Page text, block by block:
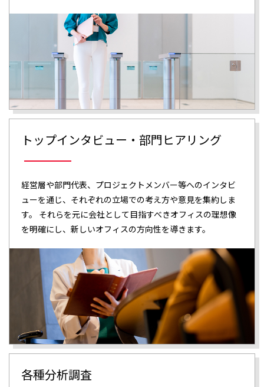
トップインタビュー・部門ヒアリング
経営層や部門代表、プロジェクトメンバー等へのインタビ
ューを通じ、それぞれの立場での考え方や意見を集約しま
す。 それらを元に会社として目指すべきオフィスの理想像
を明確にし、新しいオフィスの方向性を導きます。
各種分析調査